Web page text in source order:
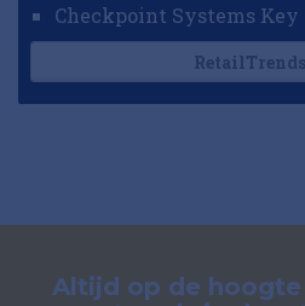
Altijd op de